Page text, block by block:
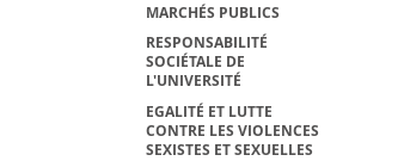
MARCHÉS PUBLICS
RESPONSABILITÉ
SOCIÉTALE DE
L'UNIVERSITÉ
EGALITÉ ET LUTTE
CONTRE LES VIOLENCES
SEXISTES ET SEXUELLES